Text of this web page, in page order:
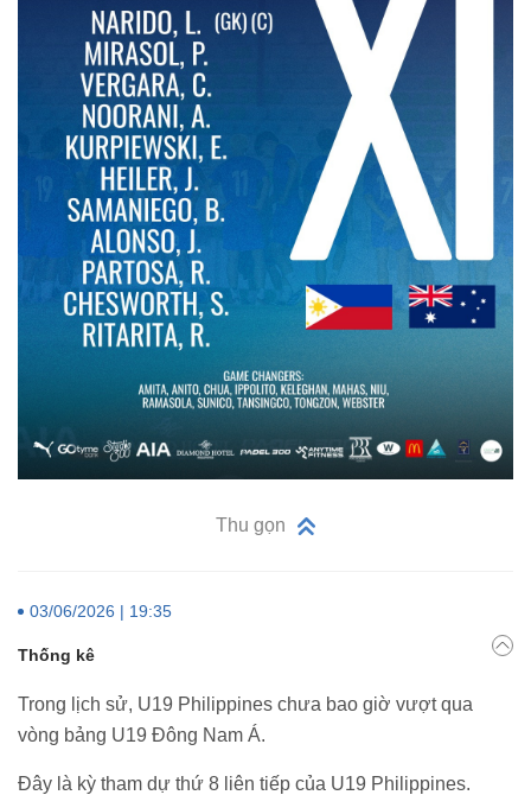
Thu gọn
03/06/2026 | 19:35
Thống kê
Trong lịch sử, U19 Philippines chưa bao giờ vượt qua
vòng bảng U19 Đông Nam Á.
Đây là kỳ tham dự thứ 8 liên tiếp của U19 Philippines.